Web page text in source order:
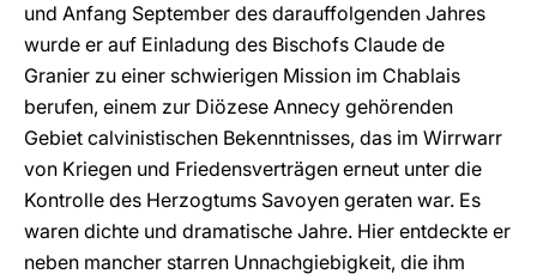
und Anfang September des darauffolgenden Jahres
wurde er auf Einladung des Bischofs Claude de
Granier zu einer schwierigen Mission im Chablais
berufen, einem zur Diözese Annecy gehörenden
Gebiet calvinistischen Bekenntnisses, das im Wirrwarr
von Kriegen und Friedensverträgen erneut unter die
Kontrolle des Herzogtums Savoyen geraten war. Es
waren dichte und dramatische Jahre. Hier entdeckte er
neben mancher starren Unnachgiebigkeit, die ihm